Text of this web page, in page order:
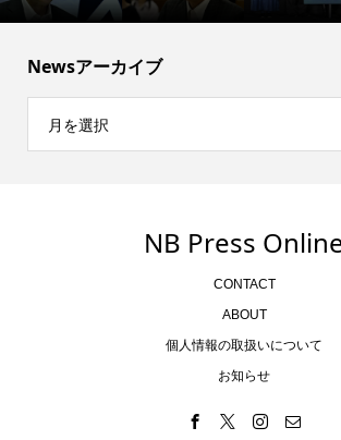
Newsアーカイブ
月を選択
NB Press
CONTACT
ABOUT
個人情報の取扱いについて
お知らせ